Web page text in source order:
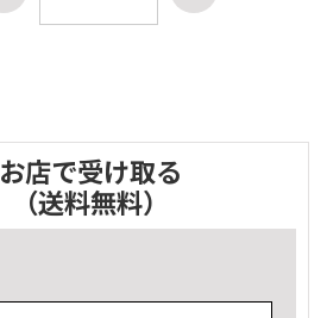
お店で受け取る
（送料無料）